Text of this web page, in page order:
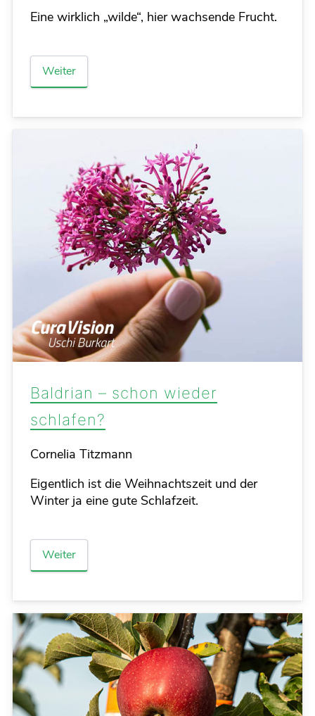
Eine wirklich „wilde“, hier wachsende Frucht.
Weiter
Baldrian – schon wieder
schlafen?
Details
Cornelia Titzmann
Eigentlich ist die Weihnachtszeit und der
Winter ja eine gute Schlafzeit.
Weiter